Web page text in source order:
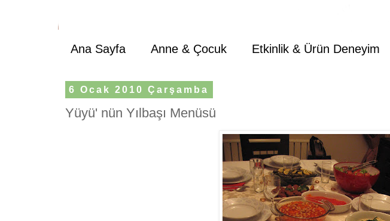
Ana Sayfa Anne & Çocuk Etkinlik & Ürün Deneyim
6 Ocak 2010 Çarşamba
Yüyü' nün Yılbaşı Menüsü